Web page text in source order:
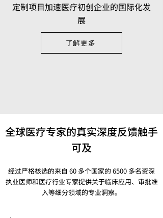
定制项目加速医疗初创企业的国际化发
展
了解更多​
全球医疗专家的真实深度反馈​触手
可及
经过严格核选的来自 60 多个国家的 6500 多名资深
执业医师和医疗行业专家提供关于临床应用、审批准
入等细分领域的专业洞察。